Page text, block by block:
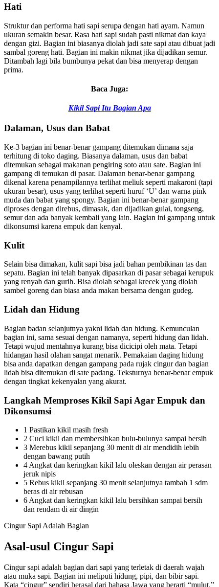
Hati
Struktur dan performa hati sapi serupa dengan hati ayam. Namun
ukuran semakin besar. Rasa hati sapi sudah pasti nikmat dan kaya
dengan gizi. Bagian ini biasanya diolah jadi sate sapi atau dibuat jadi
sambal goreng hati. Bagian ini makin nikmat jika dijadikan semur.
Ditambah lagi bila bumbunya pekat dan bisa menyerap dengan
prima.
Baca Juga:
Kikil Sapi Itu Bagian Apa
Dalaman, Usus dan Babat
Ke-3 bagian ini benar-benar gampang ditemukan dimana saja
terhitung di toko daging. Biasanya dalaman, usus dan babat
ditemukan sebagai makanan pengiring soto atau sate. Bagian ini
gampang di temukan di pasar. Dalaman benar-benar gampang
dikenal karena penampilannya terlihat meliuk seperti makaroni (tapi
ukuran besar), usus yang terlihat seperti huruf ‘U’ dan warna pink
muda dan babat yang spongy. Bagian ini benar-benar gampang
diproses dengan direbus, dimasak, dan dijadikan gulai, tongseng,
semur dan ada banyak kembali yang lain. Bagian ini gampang untuk
dikonsumsi karena empuk dan kenyal.
Kulit
Selain bisa dimakan, kulit sapi bisa jadi bahan pembikinan tas dan
sepatu. Bagian ini telah banyak dipasarkan di pasar sebagai kerupuk
yang renyah dan gurih. Bisa diolah sebagai krecek yang diolah
sambel goreng dan biasa anda makan bersama dengan gudeg.
Lidah dan Hidung
Bagian badan selanjutnya yakni lidah dan hidung. Kemunculan
bagian ini, sama sesuai dengan namanya, seperti hidung dan lidah.
Tetapi wujud mentahnya kurang bisa dicicipi oleh mata. Tetapi
hidangan hasil olahan sangat menarik. Pemakaian daging hidung
bisa anda dapatkan dengan gampang pada rujak cingur dan bagian
lidah bisa ditemukan di sate padang. Teksturnya benar-benar empuk
dengan tingkat kekenyalan yang akurat.
Langkah Memproses Kikil Sapi Agar Empuk dan
Dikonsumsi
1 Pastikan kikil masih fresh
2 Cuci kikil dan membersihkan bulu-bulunya sampai bersih
3 Merebus kikil sepanjang 30 menit di air mendidih lebih
dengan bawang putih
4 Angkat dan keringkan kikil lalu oleskan dengan air perasan
jeruk nipis
5 Rebus kikil sepanjang 30 menit selanjutnya tambah 1 sdm
beras di air rebusan
6 Angkat dan keringkan kikil lalu bersihkan sampai bersih
dan rendam di air dingin
Cingur Sapi Adalah Bagian
Asal-usul Cingur Sapi
Cingur sapi adalah bagian dari sapi yang terletak di daerah wajah
atau muka sapi. Bagian ini meliputi hidung, pipi, dan bibir sapi.
Kata “cingur” sendiri berasal dari bahasa Jawa yang berarti “mulut.”